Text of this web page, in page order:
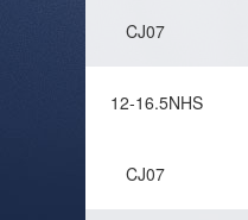
CJ07
12-16.5NHS
CJ07